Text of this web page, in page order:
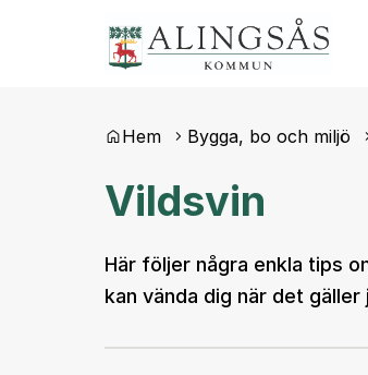
Du är här:
Hem Bygga, bo och miljö
Vildsvin
Här följer några enkla tips
kan vända dig när det gäller